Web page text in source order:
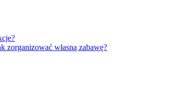
zorganizować własną zabawę?